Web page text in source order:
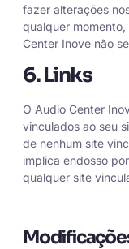
fazer alterações
qualquer
Center Inove não
6. Links
O Audio Center
vinculados ao seu
de nenhum site
implica endosso
qualquer site